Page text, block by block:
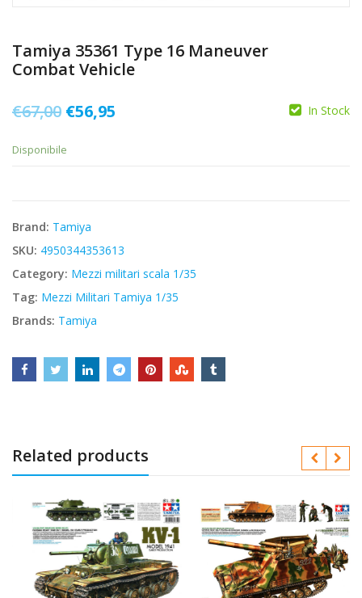
Tamiya 35361 Type 16 Maneuver
Combat Vehicle
€67,00 Il
€56,95 In Stock
Disponibile
Brand: Tamiya
SKU: 4950344353613
Category: Mezzi militari scala 1/35
Tag: Mezzi Militari Tamiya 1/35
Brands: Tamiya
Related products